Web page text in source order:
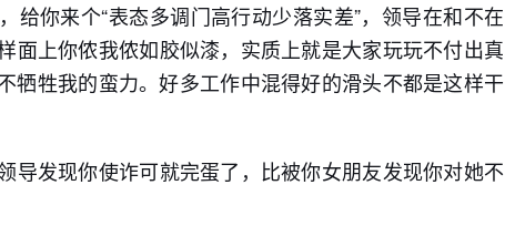
给你来个“表态多调门高行动少落实差”，领导在和不在
面上你侬我侬如胶似漆，实质上就是大家玩玩不付出真
牲我的蛮力。好多工作中混得好的滑头不都是这样干
导发现你使诈可就完蛋了，比被你女朋友发现你对她不